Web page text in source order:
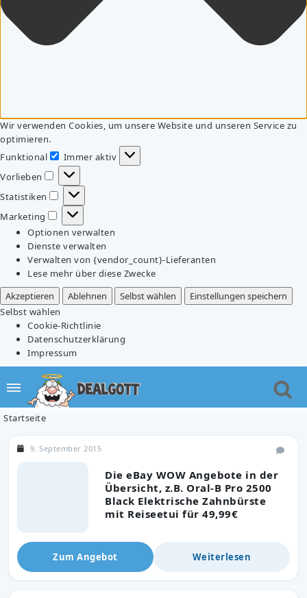
Wir verwenden Cookies, um unsere Website und unseren Service zu
optimieren.
Funktional
Funktional
Immer aktiv
Vorlieben
Vorlieben
Statistiken
Statistiken
Marketing
Marketing
Optionen verwalten
Dienste verwalten
Verwalten von {vendor_count}-Lieferanten
Lese mehr über diese Zwecke
Akzeptieren
Ablehnen Selbst wählen
Einstellungen speichern
Selbst wählen
Cookie-Richtlinie
Datenschutzerklärung
Impressum
Startseite
Die eBay WOW Angebote in der
Übersicht, z.B. Oral-B Pro 2500
Black Elektrische Zahnbürste
mit Reiseetui für 49,99€
9. September 2015
Zum Angebot Weiterlesen